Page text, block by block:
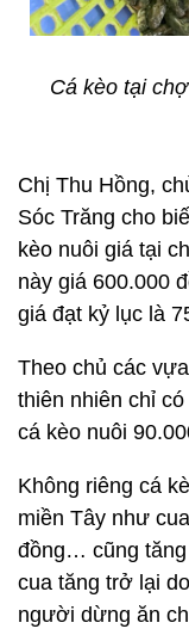
Cá kèo tại
Chị Thu Hồng,
Sóc Trăng cho
kèo nuôi giá tại
này giá 600.000
giá đạt kỷ lục là
Theo chủ các
thiên nhiên chỉ
cá kèo nuôi
Không riêng cá
miền Tây như
đồng… cũng tăng
cua tăng trở lại
người dừng ăn